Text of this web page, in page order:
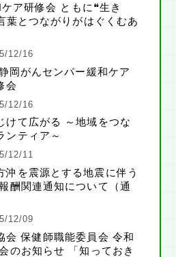
ア研修会 ともに❝生き
葉とつながりがはぐくむあ
12/16
岡がんセンパー緩和ケア
会
12/16
けて広がる ～地域をつな
ンティア～
12/11
沖を震源とする地震に伴う
酬関連通知について（通
12/09
会 保健師職能委員会 令和
のお知らせ 「知っておき